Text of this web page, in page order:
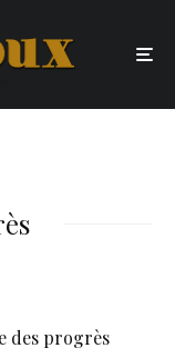
des progrès